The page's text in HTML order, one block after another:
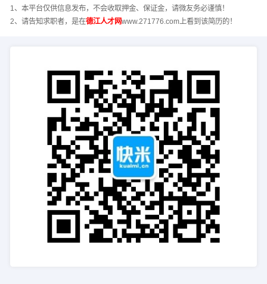
1、本平台仅供信息发布，不会收取押金、保证金，请微友务必谨慎！
2、请告知求职者，是在德江人才网www.271776.com上看到该简历的！